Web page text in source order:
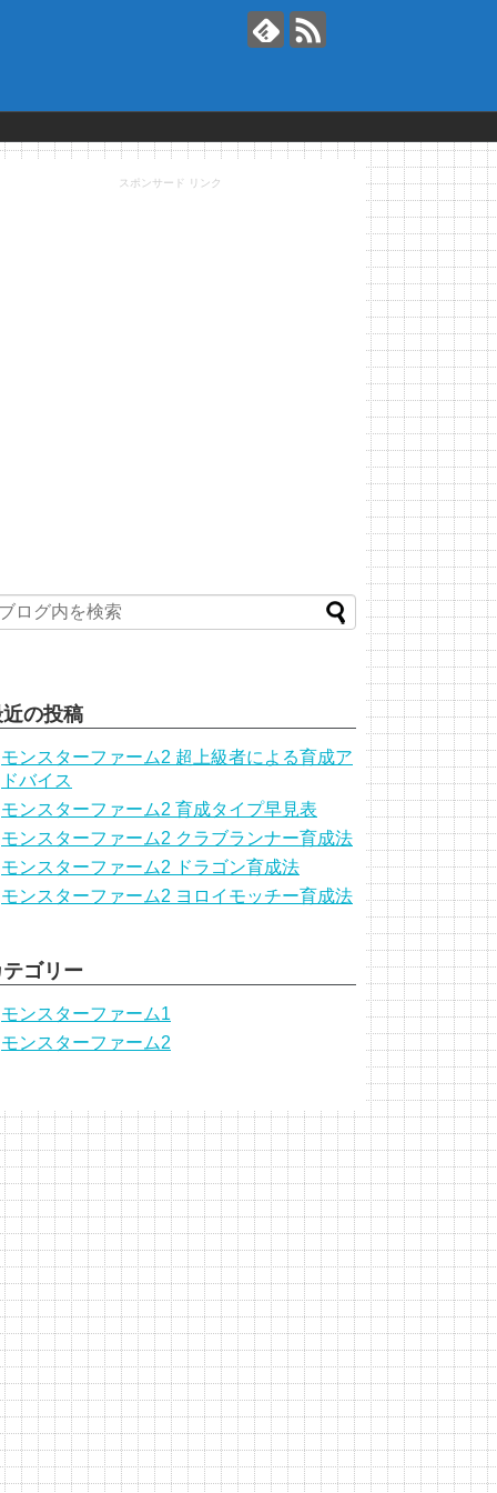
スポンサード リンク
の投稿
モンスターファーム2 超上級者による育成ア
ドバイス
モンスターファーム2 育成タイプ早見表
モンスターファーム2 クラブランナー育成法
モンスターファーム2 ドラゴン育成法
モンスターファーム2 ヨロイモッチー育成法
ゴリー
モンスターファーム1
モンスターファーム2